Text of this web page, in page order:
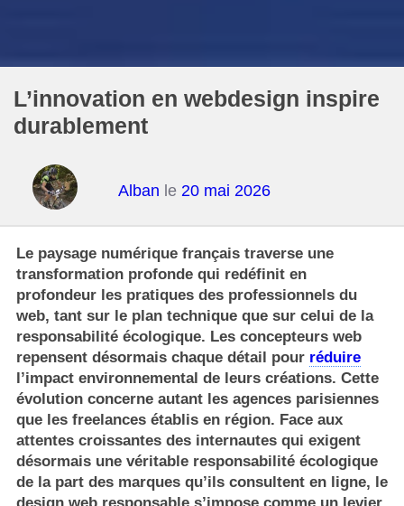
L’innovation en webdesign inspire
durablement
Alban le 20 mai 2026
Le paysage numérique français traverse une
transformation profonde qui redéfinit en
profondeur les pratiques des professionnels du
web, tant sur le plan technique que sur celui de la
responsabilité écologique. Les concepteurs web
repensent désormais chaque détail pour réduire
l’impact environnemental de leurs créations. Cette
évolution concerne autant les agences parisiennes
que les freelances établis en région. Face aux
attentes croissantes des internautes qui exigent
désormais une véritable responsabilité écologique
de la part des marques qu’ils consultent en ligne, le